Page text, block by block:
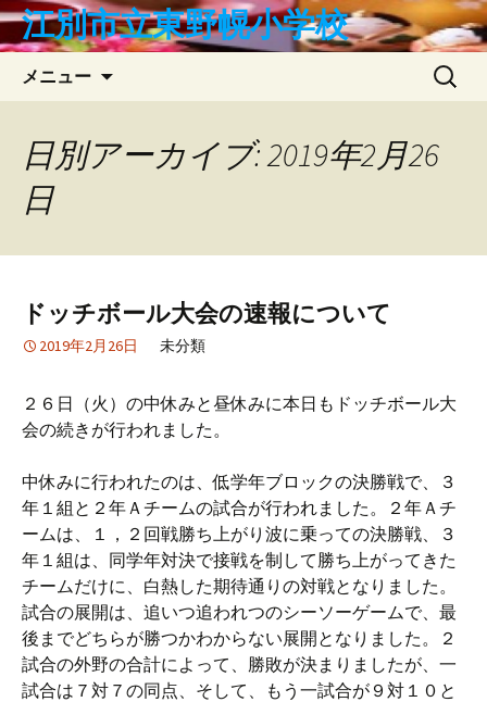
コ
ン 江別市立東野幌小学校
メニュー
検
索:
日別アーカイブ: 2019年2月26
日
ドッチボール大会の速報について
2019年2月26日 未分類
２６日（火）の中休みと昼休みに本日もドッチボール大
会の続きが行われました。
中休みに行われたのは、低学年ブロックの決勝戦で、３
年１組と２年Ａチームの試合が行われました。２年Ａチ
ームは、１，２回戦勝ち上がり波に乗っての決勝戦、３
年１組は、同学年対決で接戦を制して勝ち上がってきた
チームだけに、白熱した期待通りの対戦となりました。
試合の展開は、追いつ追われつのシーソーゲームで、最
後までどちらが勝つかわからない展開となりました。２
試合の外野の合計によって、勝敗が決まりましたが、一
試合は７対７の同点、そして、もう一試合が９対１０と